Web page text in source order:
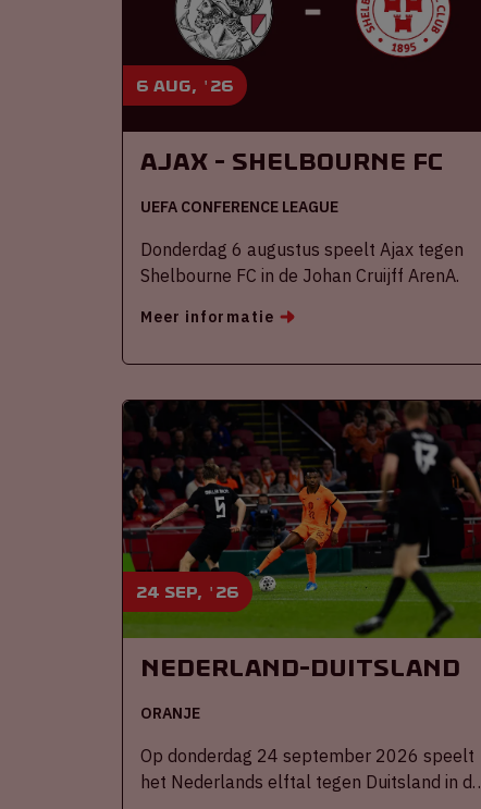
6 aug, '26
Ajax - Shelbourne FC
UEFA CONFERENCE LEAGUE
Donderdag 6 augustus speelt Ajax tegen
Shelbourne FC in de Johan Cruijff ArenA.
Meer informatie
24 sep, '26
Nederland-Duitsland
ORANJE
Op donderdag 24 september 2026 speelt
het Nederlands elftal tegen Duitsland in de